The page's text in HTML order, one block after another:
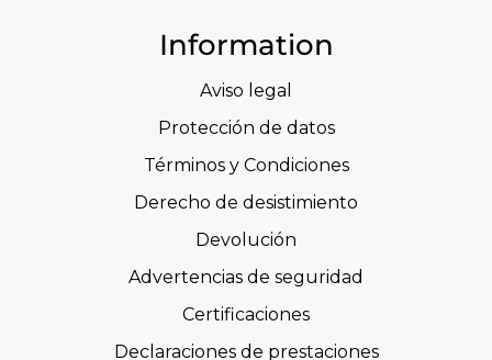
Information
Aviso legal
Protección de datos
Términos y Condiciones
Derecho de desistimiento
Devolución
Advertencias de seguridad
Certificaciones
Declaraciones de prestaciones